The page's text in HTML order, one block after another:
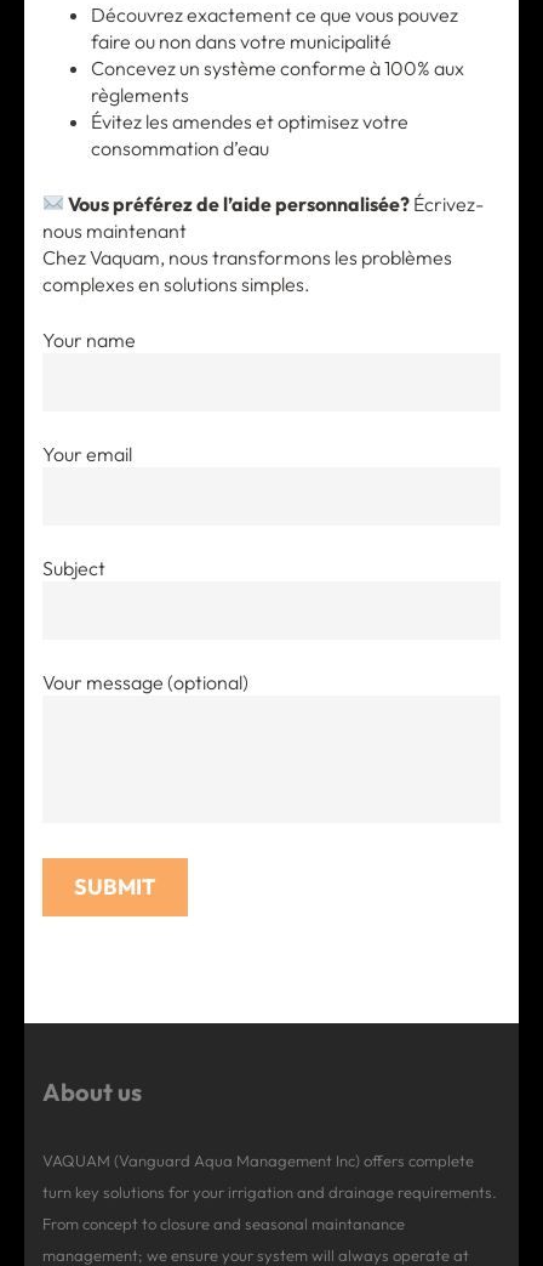
Découvrez exactement ce que vous pouvez
faire ou non dans votre municipalité
Concevez un système conforme à 100% aux
règlements
Évitez les amendes et optimisez votre
consommation d’eau
Vous préférez de l’aide personnalisée? Écrivez-
nous maintenant
Chez Vaquam, nous transformons les problèmes
complexes en solutions simples.
Your name
Your email
Subject
Vour message (optional)
About us
VAQUAM (Vanguard Aqua Management Inc) offers complete
turn key solutions for your irrigation and drainage requirements.
From concept to closure and seasonal maintanance
management; we ensure your system will always operate at